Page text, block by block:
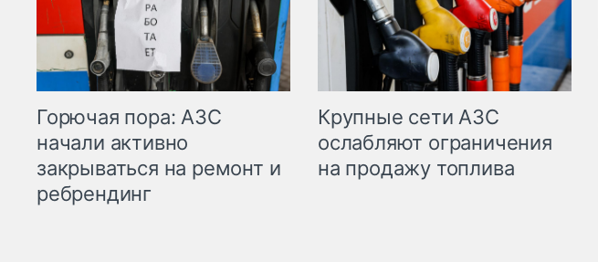
Горючая пора: АЗС
начали активно
закрываться на ремонт и
ребрендинг
Крупные сети АЗС
ослабляют ограничения
на продажу топлива